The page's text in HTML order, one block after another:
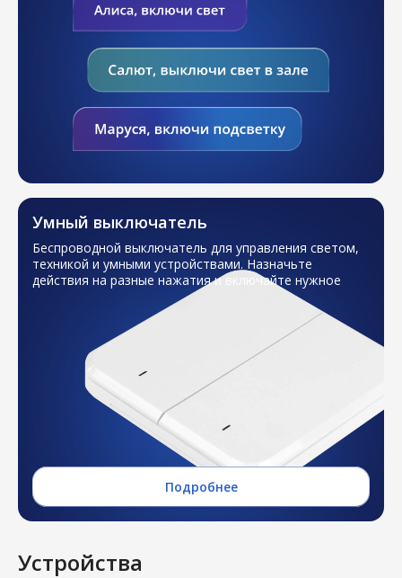
Умный выключатель
Беспроводной выключатель для управления светом,
техникой и умными устройствами. Назначьте
действия на разные нажатия и включайте нужное
Подробнее
Устройства
А пока следите за нами